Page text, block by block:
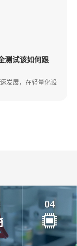
测试该如何跟
发展，在轻量化设
04